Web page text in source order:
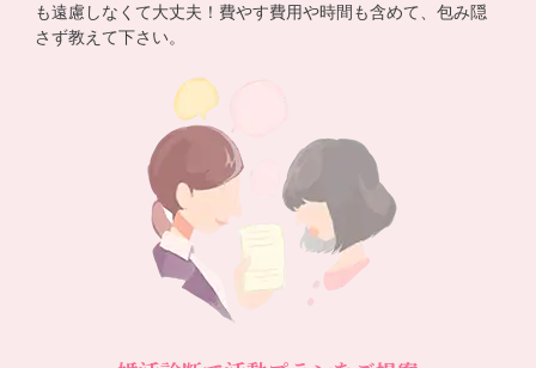
も遠慮しなくて大丈夫！費やす費用や時間も含めて、包み隠
さず教えて下さい。